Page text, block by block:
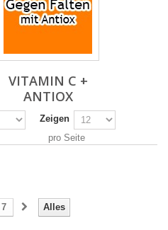
VITAMIN C +
ANTIOX
Zeigen
pro Seite
Alles
7